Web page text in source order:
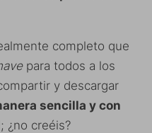
completo que
para todos a los
y descargar
sencilla y con
; ¿no creéis?